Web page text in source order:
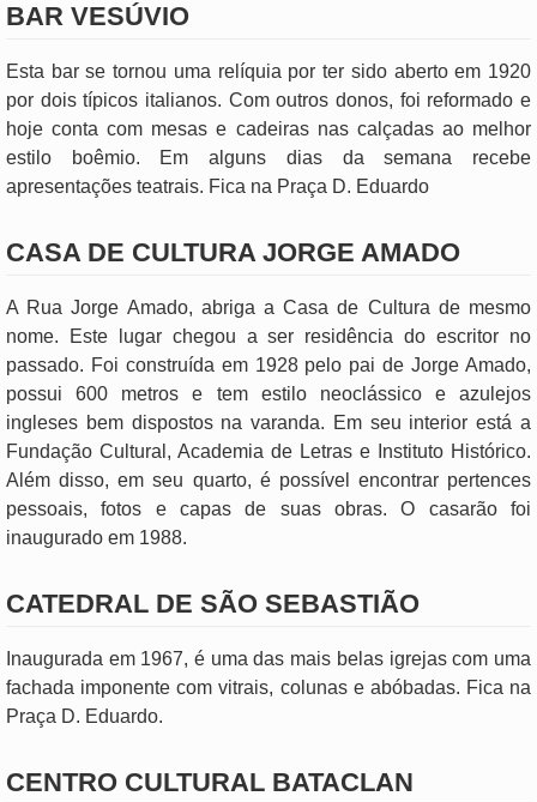
BAR VESÚVIO
Esta bar se tornou uma relíquia por ter sido aberto em 1920
por dois típicos italianos. Com outros donos, foi reformado e
hoje conta com mesas e cadeiras nas calçadas ao melhor
estilo boêmio. Em alguns dias da semana recebe
apresentações teatrais. Fica na Praça D. Eduardo
CASA DE CULTURA JORGE AMADO
A Rua Jorge Amado, abriga a Casa de Cultura de mesmo
nome. Este lugar chegou a ser residência do escritor no
passado. Foi construída em 1928 pelo pai de Jorge Amado,
possui 600 metros e tem estilo neoclássico e azulejos
ingleses bem dispostos na varanda. Em seu interior está a
Fundação Cultural, Academia de Letras e Instituto Histórico.
Além disso, em seu quarto, é possível encontrar pertences
pessoais, fotos e capas de suas obras. O casarão foi
inaugurado em 1988.
CATEDRAL DE SÃO SEBASTIÃO
Inaugurada em 1967, é uma das mais belas igrejas com uma
fachada imponente com vitrais, colunas e abóbadas. Fica na
Praça D. Eduardo.
CENTRO CULTURAL BATACLAN